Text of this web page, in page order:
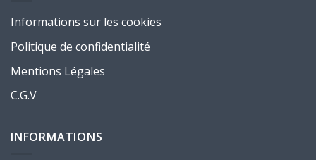
Informations sur les cookies
Politique de confidentialité
Mentions Légales
C.G.V
INFORMATIONS